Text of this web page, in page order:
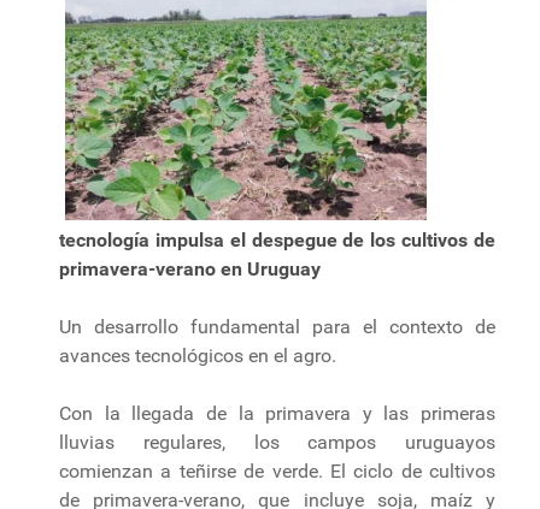
tecnología impulsa el despegue de los cultivos de
primavera-verano en Uruguay
Un desarrollo fundamental para el contexto de
avances tecnológicos en el agro.
Con la llegada de la primavera y las primeras
lluvias regulares, los campos uruguayos
comienzan a teñirse de verde. El ciclo de cultivos
de primavera-verano, que incluye soja, maíz y